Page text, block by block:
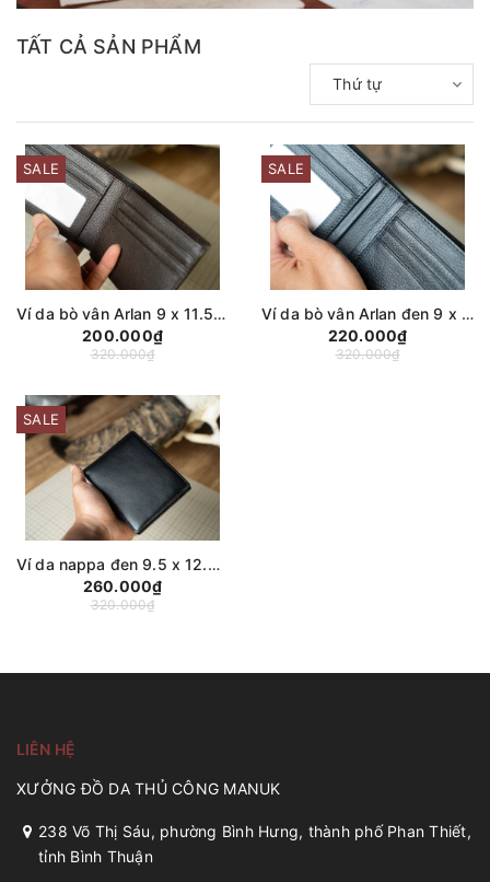
TẤT CẢ SẢN PHẨM
Thứ tự
SALE
Ví da bò vân Arlan 9 x 11.5cm hiện đại nhỏ gọn, có ngăn kéo, ví da bò Manuk Leather
200.000₫
320.000₫
SALE
Ví da bò vân Arlan đen 9 x 11.5cm nhỏ gọn, phiên bản plus 4 ngăn phụ 5 ngăn thẻ, có ngăn kéo, ví da bò Manuk Leather
220.000₫
320.000₫
SALE
Ví da nappa đen 9.5 x 12.5cm truyền thống, vân da tự nhiên có ngăn kéo, ví da bò Manuk Leather
260.000₫
320.000₫
LIÊN HỆ
XƯỞNG ĐỒ DA THỦ CÔNG MANUK
238 Võ Thị Sáu, phường Bình Hưng, thành phố Phan Thiết,
tỉnh Bình Thuận